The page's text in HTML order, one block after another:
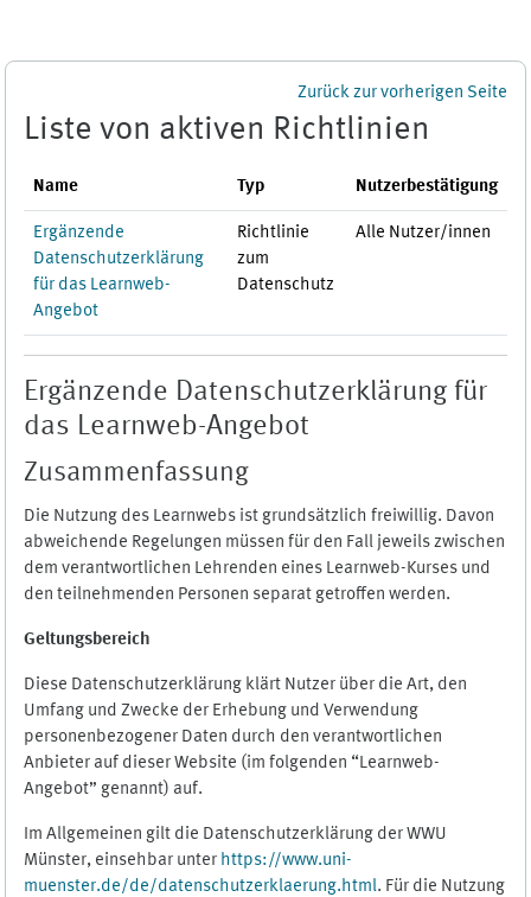
Zurück zur vorherigen Seite
Liste von aktiven Richtlinien
Name Typ Nutzerbestätigung
Ergänzende
Datenschutzerklärung
für das Learnweb-
Angebot
Richtlinie
zum
Datenschutz
Alle Nutzer/innen
Ergänzende Datenschutzerklärung für
das Learnweb-Angebot
Zusammenfassung
Die Nutzung des Learnwebs ist grundsätzlich freiwillig. Davon
abweichende Regelungen müssen für den Fall jeweils zwischen
dem verantwortlichen Lehrenden eines Learnweb-Kurses und
den teilnehmenden Personen separat getroffen werden.
Geltungsbereich
Diese Datenschutzerklärung klärt Nutzer über die Art, den
Umfang und Zwecke der Erhebung und Verwendung
personenbezogener Daten durch den verantwortlichen
Anbieter auf dieser Website (im folgenden “Learnweb-
Angebot” genannt) auf.
Im Allgemeinen gilt die Datenschutzerklärung der WWU
Münster, einsehbar unter https://www.uni-
muenster.de/de/datenschutzerklaerung.html. Für die Nutzung